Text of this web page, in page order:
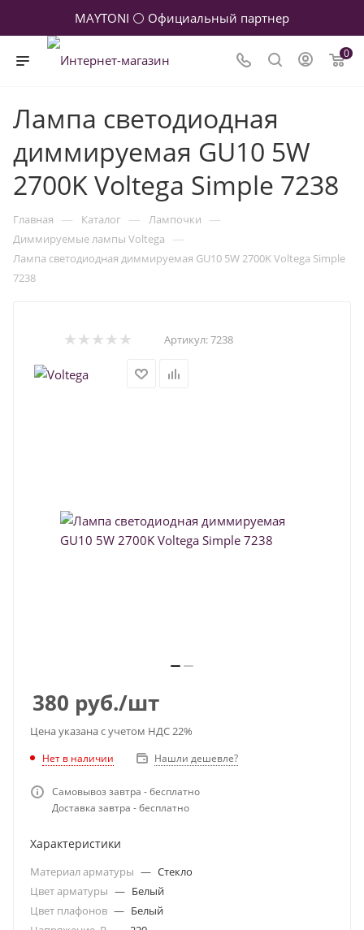
MAYTONI ⚪ Официальный партнер
0
Лампа светодиодная
диммируемая GU10 5W
2700K Voltega Simple 7238
Главная — Каталог — Лампочки —
Диммируемые лампы Voltega —
Лампа светодиодная диммируемая GU10 5W 2700K Voltega Simple
7238
Артикул:7238
380 руб./шт
Цена указана с учетом НДС 22%
Нет в наличии Нашли дешевле?
Самовывоз завтра - бесплатно
Доставка завтра - бесплатно
Характеристики
Материал арматуры — Стекло
Цвет арматуры — Белый
Цвет плафонов — Белый